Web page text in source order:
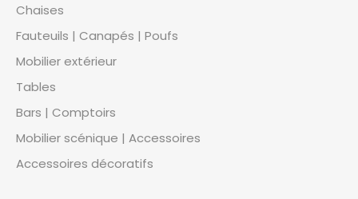
Chaises
Fauteuils | Canapés | Poufs
Mobilier extérieur
Tables
Bars | Comptoirs
Mobilier scénique | Accessoires
Accessoires décoratifs